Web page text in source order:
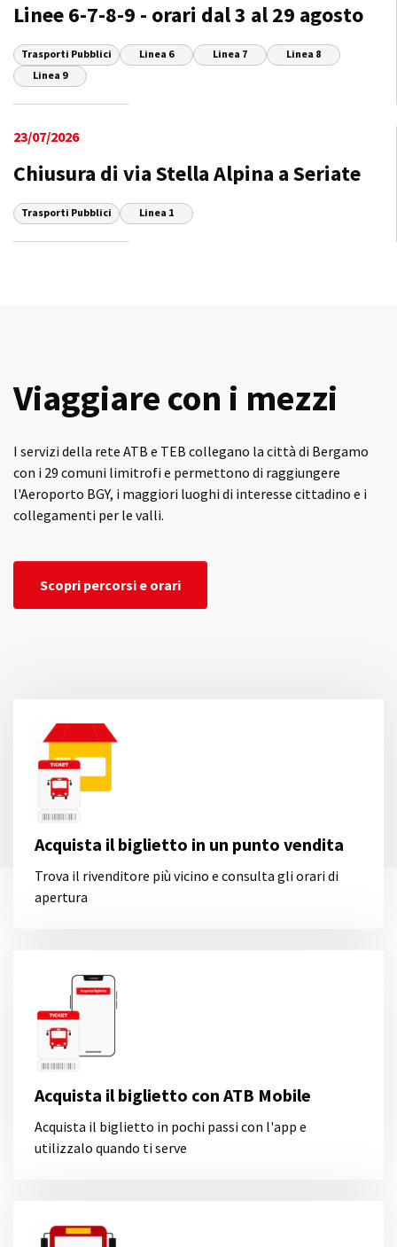
Linee 6-7-8-9 - orari dal 3 al 29 agosto
Trasporti Pubblici Linea 6 Linea 7
Linea 8
Linea 9
23/07/2026
Chiusura di via Stella Alpina a Seriate
Trasporti Pubblici Linea 1
Viaggiare con i mezzi
I servizi della rete ATB e TEB collegano la città di Bergamo
con i 29 comuni limitrofi e permettono di raggiungere
l'Aeroporto BGY, i maggiori luoghi di interesse cittadino e i
collegamenti per le valli.
Scopri percorsi e orari
Acquista il biglietto in un punto vendita
Trova il rivenditore più vicino e consulta gli orari di
apertura
Acquista il biglietto con ATB Mobile
Acquista il biglietto in pochi passi con l'app e
utilizzalo quando ti serve